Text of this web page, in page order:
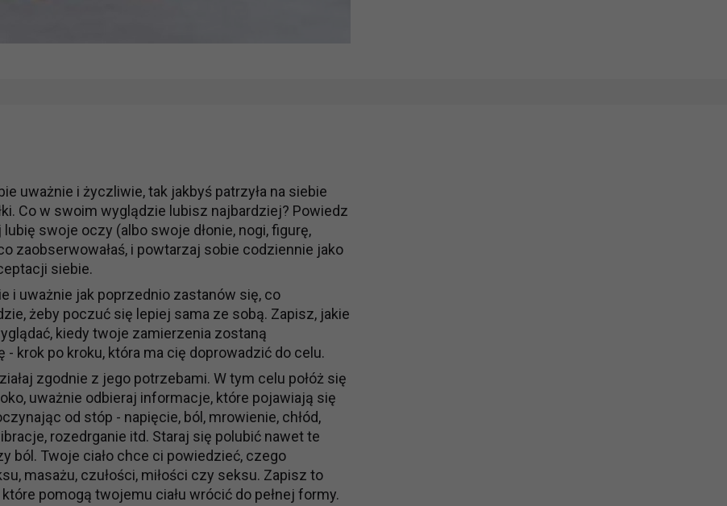
uważnie i życzliwie, tak jakbyś patrzyła na siebie
Co w swoim wyglądzie lubisz najbardziej? Powiedz
swoje oczy (albo swoje dłonie, nogi, figurę,
zaobserwowałaś, i powtarzaj sobie codziennie jako
siebie.
i uważnie jak poprzednio zastanów się, co
żeby poczuć się lepiej sama ze sobą. Zapisz, jakie
kiedy twoje zamierzenia zostaną
krok po kroku, która ma cię doprowadzić do celu.
zgodnie z jego potrzebami. W tym celu połóż się
uważnie odbieraj informacje, które pojawiają się
od stóp - napięcie, ból, mrowienie, chłód,
rozedrganie itd. Staraj się polubić nawet te
ból. Twoje ciało chce ci powiedzieć, czego
masażu, czułości, miłości czy seksu. Zapisz to
pomogą twojemu ciału wrócić do pełnej formy.